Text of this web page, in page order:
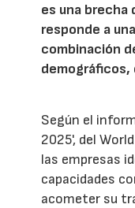
es una brecha
responde a
combinación
Según el
2025', del
las empresas
capacidades
acometer su